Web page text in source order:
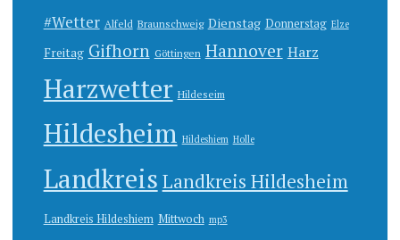
#Wetter Alfeld Braunschweig Dienstag Donnerstag Elze
Freitag Gifhorn Göttingen Hannover Harz
Harzwetter Hildeseim
Hildesheim Hildeshiem Holle
Landkreis Landkreis Hildesheim
Landkreis Hildeshiem Mittwoch mp3